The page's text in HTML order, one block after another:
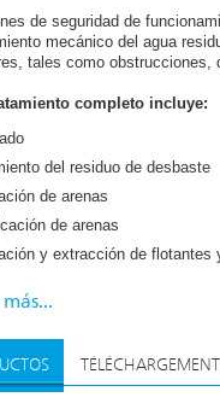
de seguridad de
mecánico del agua
tales como obstrucciones,
completo incluye:
del residuo de desbaste
de arenas
de arenas
y extracción de flotantes
más...
planta de pretratamiento
han seleccionado e
por sus bajos costes
una óptima solución
e instalación de
costes de